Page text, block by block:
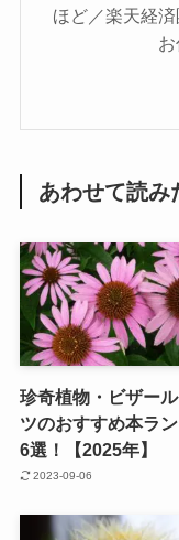
ほど／楽天経
あわせて読み
珍奇植物・ビザー
ツのおすすめ本ラ
6選！【2025年】
2023-09-06